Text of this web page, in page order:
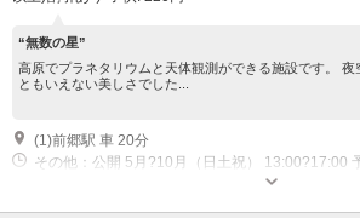
“無数の星”
高原でプラネタリウムと天体観測ができる施設です。
ともいえない美しさでした...
(1)前郷駅 車 20分
その他：公開 5月?10月（日土祝） 13:00?17:00